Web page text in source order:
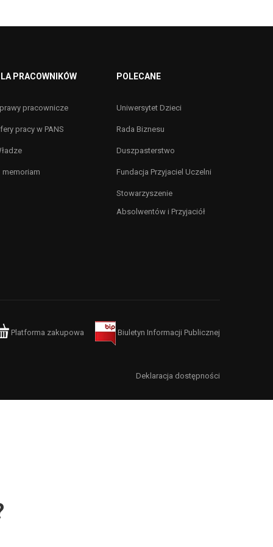
PRACOWNIKÓW
pracownicze
pracy w PANS
memoriam
POLECANE
Uniwersytet Dzieci
Rada Biznesu
Duszpasterstwo
Fundacja Przyjaciel Uczelni
Stowarzyszenie
Absolwentów i Przyjaciół
Platforma zakupowa Biuletyn Informacji Publicznej
Deklaracja dostępności